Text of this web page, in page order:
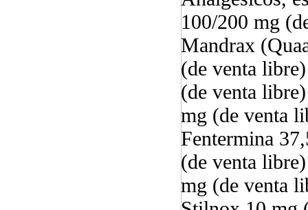
100/200 mg
Mandrax
(de venta
(de venta
mg (de venta
Fentermina
(de venta
mg (de venta